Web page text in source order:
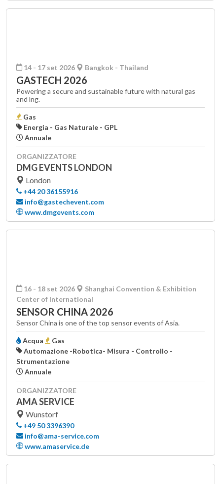
14 - 17 set 2026 Bangkok - Thailand
GASTECH 2026
Powering a secure and sustainable future with natural gas
and lng.
Gas
Energia - Gas Naturale - GPL
Annuale
ORGANIZZATORE
DMG EVENTS LONDON
London
+44 20 36155916
info@gastechevent.com
www.dmgevents.com
16 - 18 set 2026
Shanghai Convention & Exhibition
Center of International
SENSOR CHINA 2026
Sensor China is one of the top sensor events of Asia.
Acqua
Gas
Automazione -Robotica- Misura - Controllo -
Strumentazione
Annuale
ORGANIZZATORE
AMA SERVICE
Wunstorf
+49 50 3396390
info@ama-service.com
www.amaservice.de